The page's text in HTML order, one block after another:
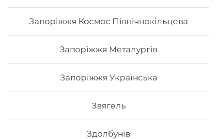
Запоріжжя Космос Північнокільцева
Запоріжжя Металургів
Запоріжжя Українська
Звягель
Здолбунів
538